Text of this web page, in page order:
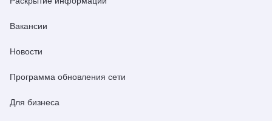
Вакансии
Новости
Программа обновления сети
Для бизнеса